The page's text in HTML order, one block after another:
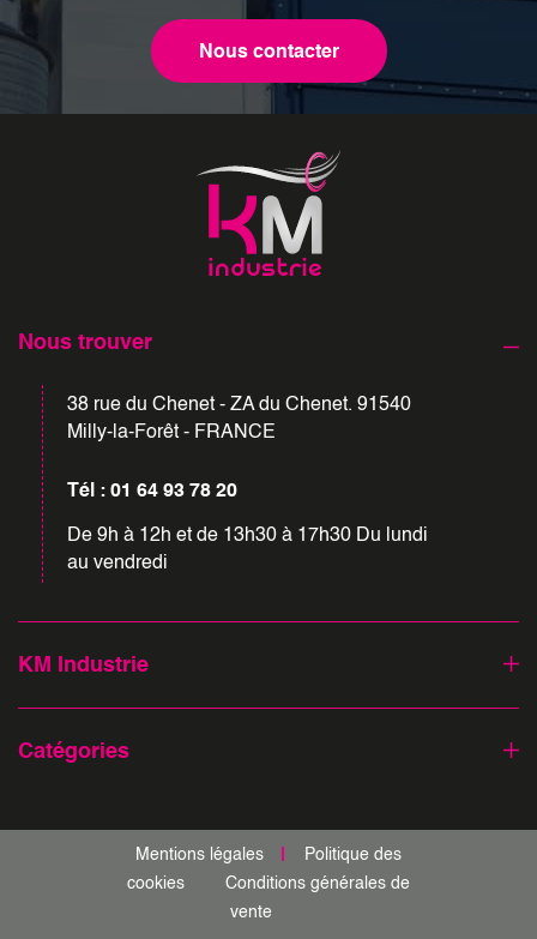
Nous contacter
Nous trouver
38 rue du Chenet - ZA du Chenet. 91540
Milly-la-Forêt - FRANCE
Tél : 01 64 93 78 20
De 9h à 12h et de 13h30 à 17h30 Du lundi
au vendredi
KM Industrie
Catégories
Mentions légales
Politique des
cookies
Conditions générales de
vente